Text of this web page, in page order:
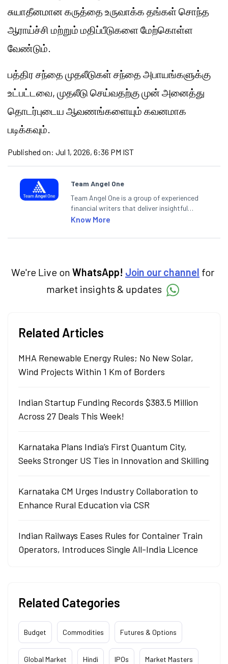
சுயாதீனமான கருத்தை உருவாக்க தங்கள் சொந்த
ஆராய்ச்சி மற்றும் மதிப்பீடுகளை மேற்கொள்ள
வேண்டும்.
பத்திர சந்தை முதலீடுகள் சந்தை அபாயங்களுக்கு
உட்பட்டவை, முதலீடு செய்வதற்கு முன் அனைத்து
தொடர்புடைய ஆவணங்களையும் கவனமாக
படிக்கவும்.
Published on: Jul 1, 2026, 6:36 PM IST
Team Angel One
Team Angel One is a group of experienced
financial writers that deliver insightful
articles on the stock market, IPO, economy,
categories.
Know More
We're Live on WhatsApp! Join our channel for
market insights & updates
Related Articles
MHA Renewable Energy Rules; No New Solar,
Wind Projects Within 1 Km of Borders
Indian Startup Funding Records $383.5 Million
Across 27 Deals This Week!
Karnataka Plans India’s First Quantum City,
Seeks Stronger US Ties in Innovation and Skilling
Karnataka CM Urges Industry Collaboration to
Enhance Rural Education via CSR
Indian Railways Eases Rules for Container Train
Operators, Introduces Single All-India Licence
Related Categories
Budget Commodities Futures & Options
Global Market Hindi IPOs Market Masters